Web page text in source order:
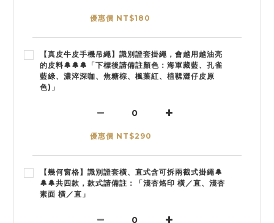
優惠價 NT$180
【真皮牛皮手機吊繩】識別證套掛繩，會越用越油亮
的皮料🔔🔔🔔「下標後請備註顏色：海軍藏藍、孔雀
藍綠、濃淬深咖、焦糖棕、楓葉紅、植鞣澀仔皮原
色)」
優惠價 NT$290
【幾何窗格】識別證套橫、直式含可拆兩截式掛繩🔔
🔔🔔共四款，款式請備註：「淺杏烙印 橫／直、淺杏
素面 橫／直」